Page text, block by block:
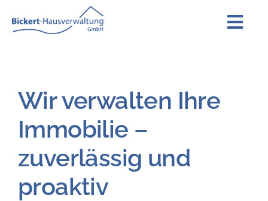
Inhalt
Unternehmen
Leistungen
Wir verwalten Ihre
Immobilie –
zuverlässig und
proaktiv